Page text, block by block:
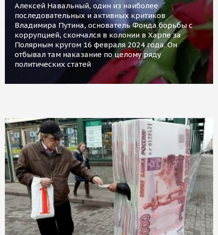
Алексей Навальный, один из наиболее
последовательных и активных критиков
Владимира Путина, основатель Фонда борьбы с
коррупцией, скончался в колонии в Харпе за
Полярным кругом 16 февраля 2024 года. Он
отбывал там наказание по целому ряду
политических статей